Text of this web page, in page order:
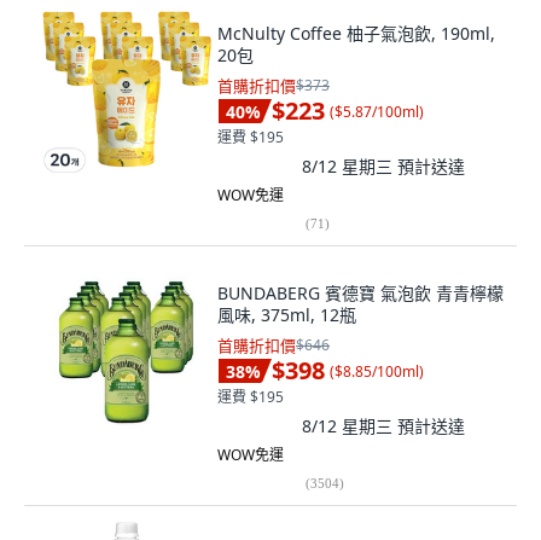
McNulty Coffee 柚子氣泡飲, 190ml,
20包
首購折扣價$373
40% $223 ($5.87/100ml)
運費 $195
8/12 星期三 預計送達
WOW免運
(71)
BUNDABERG 賓德寶 氣泡飲 青青檸檬
風味, 375ml, 12瓶
首購折扣價$646
38% $398 ($8.85/100ml)
運費 $195
8/12 星期三 預計送達
WOW免運
(3504)